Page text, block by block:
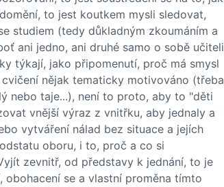
to jest koutkem mysli sledovat,
studiem (tedy důkladným zkoumáním a
ani jedno, ani druhé samo o sobě učiteli
týkají, jako připomenutí, proč má smysl
nějak tematicky motivováno (třeba
nebo taje...), není to proto, aby to "děti
vnější výraz z vnitřku, aby jednaly a
vytváření nálad bez situace a jejích
oboru, i to, proč a co si
zevnitř, od představy k jednání, to je
se a vlastní proměna tímto